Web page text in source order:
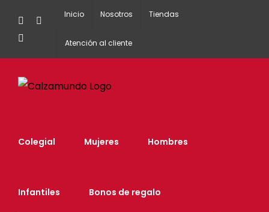
FacebookInstagram
Inicio Nosotros Tiendas
Atención al cliente
Colegial Mujeres Hombres
Infantiles Bonos de regalo